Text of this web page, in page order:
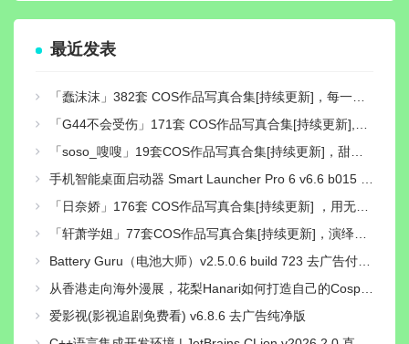
最近发表
「蠢沫沫」382套 COS作品写真合集[持续更新]，每一套都是经典
「G44不会受伤」171套 COS作品写真合集[持续更新],独特可爱的二次元小仙女，让你的心跳加速！
「soso_嗖嗖」19套COS作品写真合集[持续更新]，甜美系Coser作品与社交账号介绍
手机智能桌面启动器 Smart Launcher Pro 6 v6.6 b015 付费高级版
「日奈娇」176套 COS作品写真合集[持续更新] ，用无敌童颜的魅力征服了无数粉丝的心
「轩萧学姐」77套COS作品写真合集[持续更新]，演绎二次元梦想的使者
Battery Guru（电池大师）v2.5.0.6 build 723 去广告付费汉化解锁版
从香港走向海外漫展，花梨Hanari如何打造自己的Cosplay个人品牌？
爱影视(影视追剧免费看) v6.8.6 去广告纯净版